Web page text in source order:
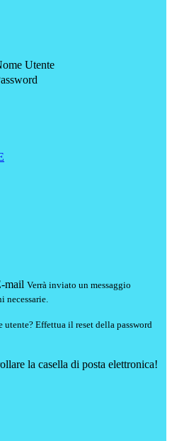
Utente
mail Verrà inviato un messaggio
necessarie.
utente? Effettua il reset della password
la casella di posta elettronica!